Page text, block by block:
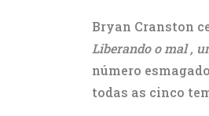
Bryan Cranston
Liberando o mal,
número
todas as cinco